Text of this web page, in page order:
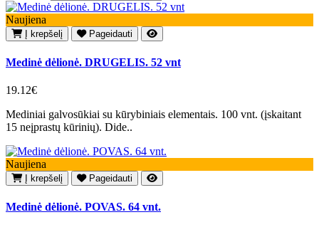
Naujiena
Į krepšelį Pageidauti
Medinė dėlionė. DRUGELIS. 52 vnt
19.12€
Mediniai galvosūkiai su kūrybiniais elementais. 100 vnt. (įskaitant
15 neįprastų kūrinių). Dide..
Naujiena
Į krepšelį Pageidauti
Medinė dėlionė. POVAS. 64 vnt.